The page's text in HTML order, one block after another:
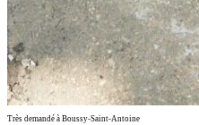
Très demandé à Boussy-Saint-Antoine